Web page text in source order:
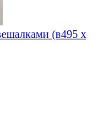
(в495 х